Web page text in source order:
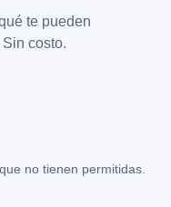
te pueden
costo.
no tienen permitidas.